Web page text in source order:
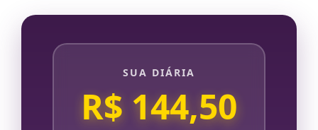
SUA DIÁRIA
R$ 144,50